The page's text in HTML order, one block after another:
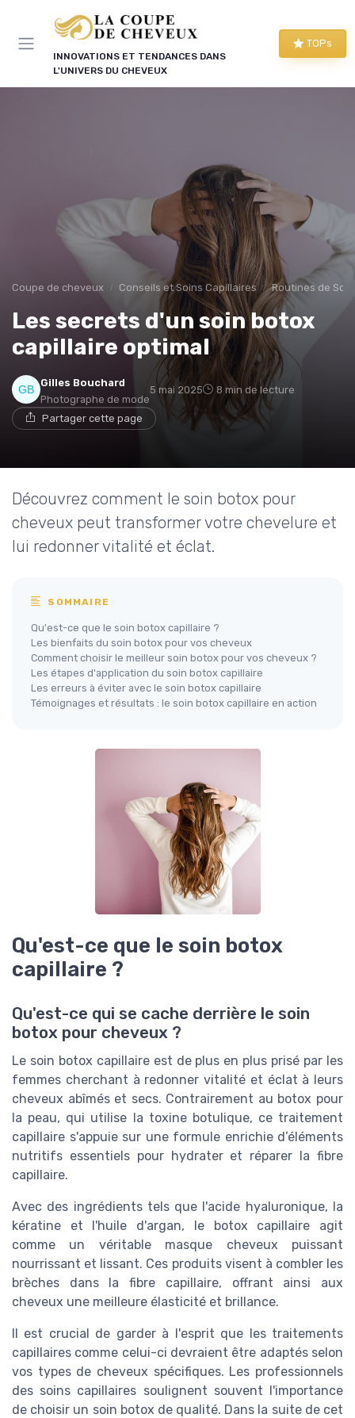
INNOVATIONS ET TENDANCES DANS
L'UNIVERS DU CHEVEUX
TOPs
Coupe de cheveux Conseils et Soins Capillaires Routines de
Les secrets d'un soin botox
capillaire optimal
Gilles Bouchard
Photographe de mode
5 mai 2025 8 min de lecture
Partager cette page
Découvrez comment le soin botox pour
cheveux peut transformer votre chevelure et
lui redonner vitalité et éclat.
SOMMAIRE
Qu'est-ce que le soin botox capillaire ?
Les bienfaits du soin botox pour vos cheveux
Comment choisir le meilleur soin botox pour vos cheveux ?
Les étapes d'application du soin botox capillaire
Les erreurs à éviter avec le soin botox capillaire
Témoignages et résultats : le soin botox capillaire en action
Qu'est-ce que le soin botox
capillaire ?
Qu'est-ce qui se cache derrière le soin
botox pour cheveux ?
Le soin botox capillaire est de plus en plus prisé par les
femmes cherchant à redonner vitalité et éclat à leurs
cheveux abîmés et secs. Contrairement au botox pour
la peau, qui utilise la toxine botulique, ce traitement
capillaire s'appuie sur une formule enrichie d’éléments
nutritifs essentiels pour hydrater et réparer la fibre
capillaire.
Avec des ingrédients tels que l'acide hyaluronique, la
kératine et l'huile d'argan, le botox capillaire agit
comme un véritable masque cheveux puissant
nourrissant et lissant. Ces produits visent à combler les
brèches dans la fibre capillaire, offrant ainsi aux
cheveux une meilleure élasticité et brillance.
Il est crucial de garder à l'esprit que les traitements
capillaires comme celui-ci devraient être adaptés selon
vos types de cheveux spécifiques. Les professionnels
des soins capillaires soulignent souvent l'importance
de choisir un soin botox de qualité. Dans la suite de cet